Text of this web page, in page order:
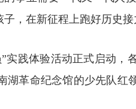
，在新征程上跑好历史接
践体验活动正式启动，
革命纪念馆的少先队红